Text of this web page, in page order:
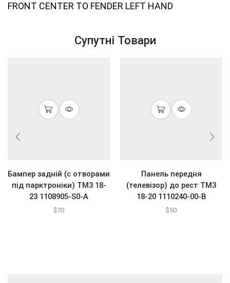
FRONT CENTER TO FENDER LEFT HAND
Супутні Товари
Бампер задній (с отворами
під парктроніки) ТМ3 18-
23 1108905-S0-A
$70
Панель передня
(телевізор) до рест ТМ3
18-20 1110240-00-B
$50